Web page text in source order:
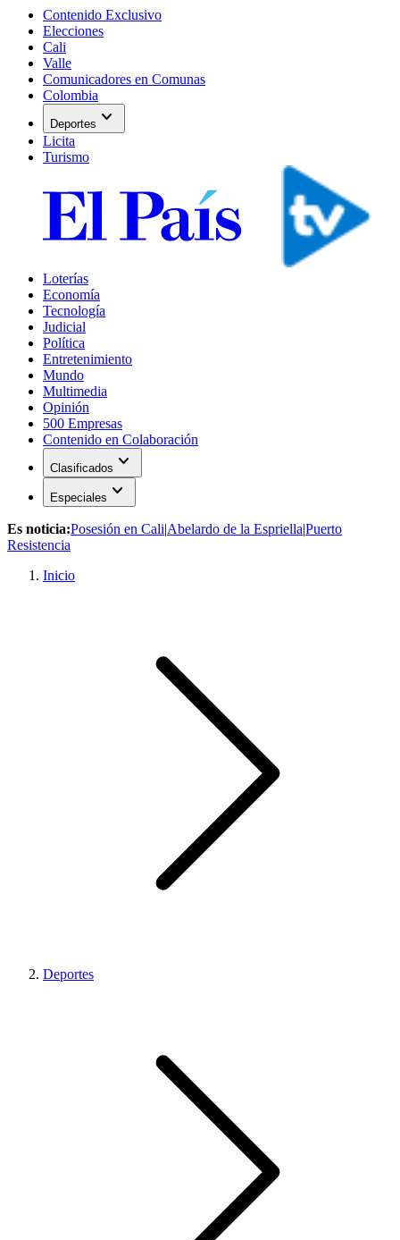
Contenido Exclusivo
Elecciones
Cali
Valle
Comunicadores en Comunas
Colombia
Deportes expand_more
Licita
Turismo
Loterías
Economía
Tecnología
Judicial
Política
Entretenimiento
Mundo
Multimedia
Opinión
500 Empresas
Contenido en Colaboración
Clasificados expand_more
Especiales expand_more
Es noticia:Posesión en Cali|Abelardo de la Espriella|Puerto
Resistencia
Inicio
Deportes